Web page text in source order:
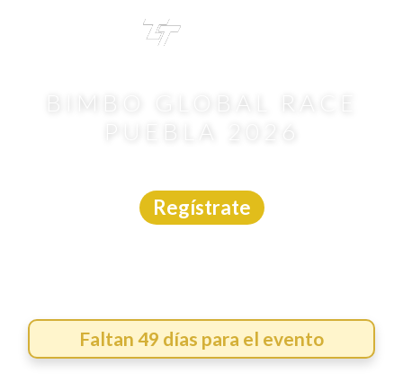
BIMBO GLOBAL RACE
Regístrate
Faltan 49 días para el evento